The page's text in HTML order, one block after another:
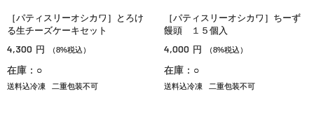
［パティスリーオシカワ］とろけ
る生チーズケーキセット
4,300 円 （8%税込）
在庫：○
送料込冷凍 二重包装不可
［パティスリーオシカワ］ちーず
饅頭 １５個入
4,000 円 （8%税込）
在庫：○
送料込冷凍 二重包装不可